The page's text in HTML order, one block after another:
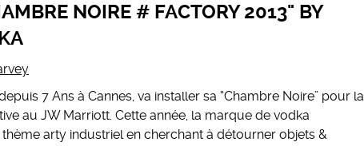
NOIRE # FACTORY 2013" BY
7 Ans à Cannes, va installer sa “Chambre Noire” pour la
au JW Marriott. Cette année, la marque de vodka
thème arty industriel en cherchant à détourner objets &